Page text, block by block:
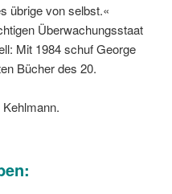
übrige von selbst.«
Überwachungsstaat
Mit 1984 schuf George
Bücher des 20.